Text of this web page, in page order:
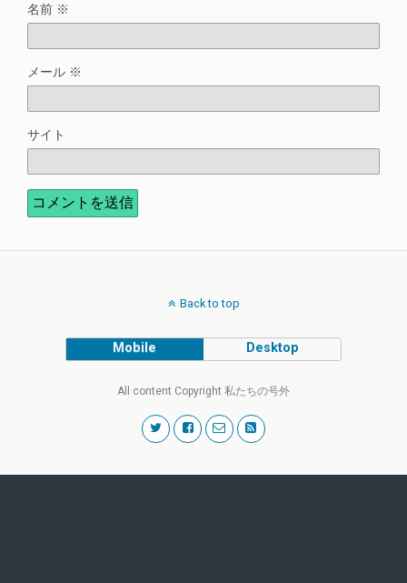
名前 ※
メール ※
サイト
Back to top
Mobile Desktop
All content Copyright 私たちの号外